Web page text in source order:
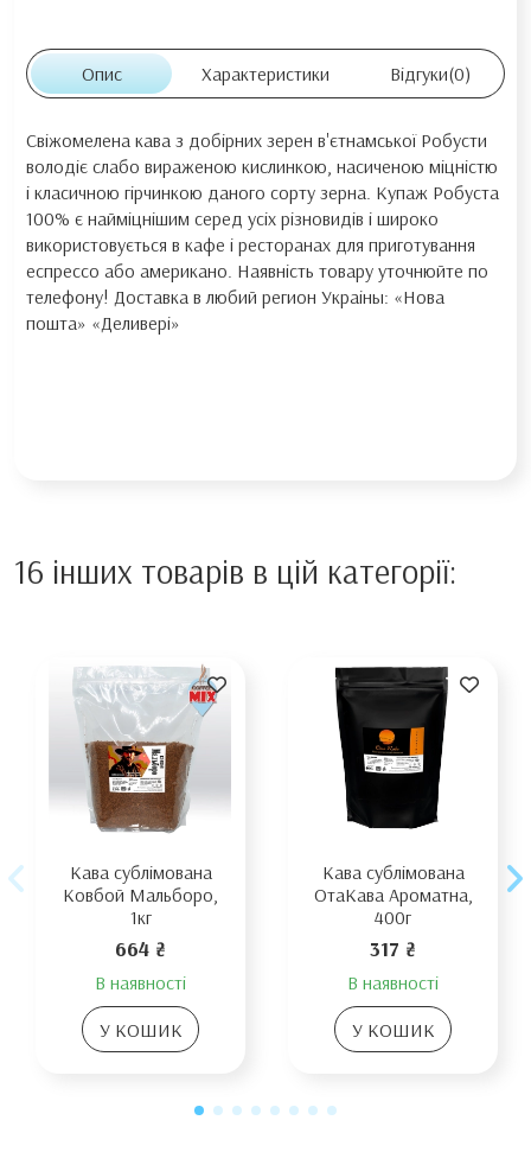
Опис Характеристики Відгуки(0)
Свіжомелена кава з добірних зерен в'єтнамської Робусти
володіє слабо вираженою кислинкою, насиченою міцністю
і класичною гірчинкою даного сорту зерна. Купаж Робуста
100% є найміцнішим серед усіх різновидів і широко
використовується в кафе і ресторанах для приготування
еспрессо або американо. Наявність товару уточнюйте по
телефону! Доставка в любий регион Украіны: «Нова
пошта» «Деливері»
16 інших товарів в цій категорії:
Кава сублімована
Ковбой Мальборо,
1кг
664 ₴
В наявності
У КОШИК
Кава сублімована
ОтаКава Ароматна,
400г
317 ₴
В наявності
У КОШИК